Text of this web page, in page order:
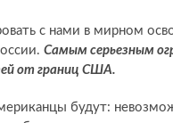
с нами в мирном
Самым серьезным
от границ США.
будут: